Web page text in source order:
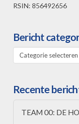
RSIN: 856492656
Bericht
Bericht
categorieen
Recente
TEAM 00: DE